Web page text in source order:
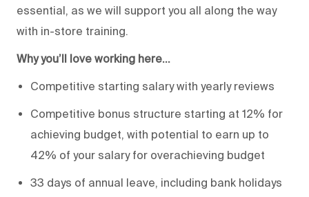
essential, as we will support you all along the way
with in-store training.
Why you’ll love working here…
Competitive starting salary with yearly reviews
Competitive bonus structure starting at 12% for
achieving budget, with potential to earn up to
42% of your salary for overachieving budget
33 days of annual leave, including bank holidays